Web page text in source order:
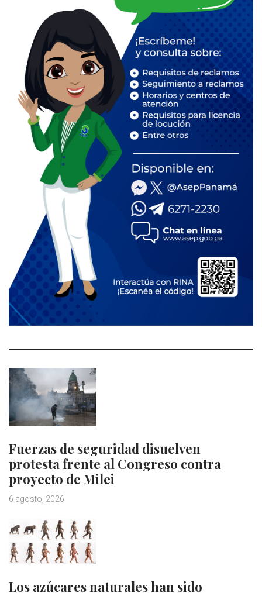
Fuerzas de seguridad disuelven
protesta frente al Congreso contra
proyecto de Milei
6 agosto, 2026
Los azúcares naturales han sido